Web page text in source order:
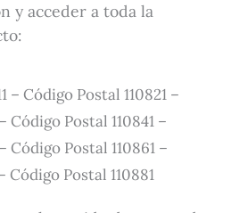
y acceder a toda la
– Código Postal 110821 –
Código Postal 110841 –
Código Postal 110861 –
Código Postal 110881